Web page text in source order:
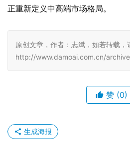
正重新定义中高端市场格局。
原创文章，作者：志斌，如若转载，
http://www.damoai.com.cn/
赞 (0)
生成海报